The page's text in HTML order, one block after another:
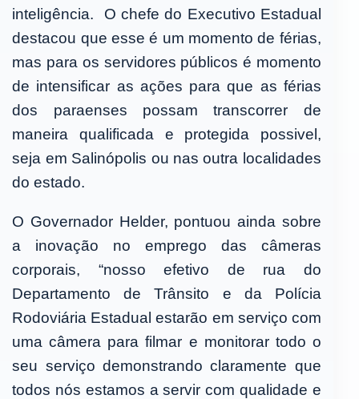
inteligência. O chefe do Executivo Estadual
destacou que esse é um momento de férias,
mas para os servidores públicos é momento
de intensificar as ações para que as férias
dos paraenses possam transcorrer de
maneira qualificada e protegida possivel,
seja em Salinópolis ou nas outra localidades
do estado.
O Governador Helder, pontuou ainda sobre
a inovação no emprego das câmeras
corporais, “nosso efetivo de rua do
Departamento de Trânsito e da Polícia
Rodoviária Estadual estarão em serviço com
uma câmera para filmar e monitorar todo o
seu serviço demonstrando claramente que
todos nós estamos a servir com qualidade e